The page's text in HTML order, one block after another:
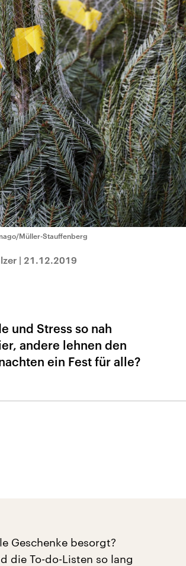
Müller-Stauffenberg
| 21.12.2019
und Stress so nah
andere lehnen den
ein Fest für alle?
Geschenke besorgt?
die To-do-Listen so lang